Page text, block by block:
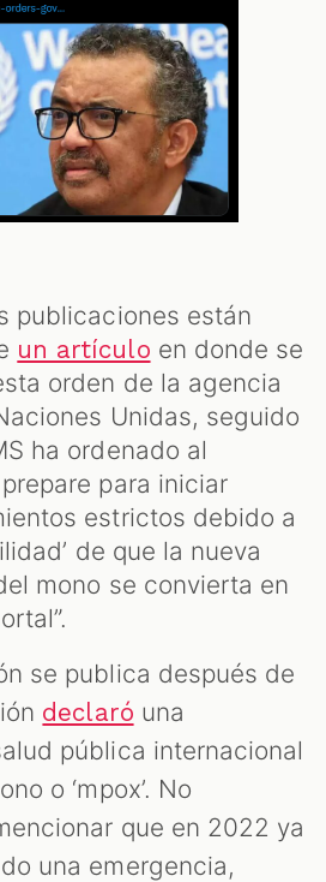
publicaciones están
un artículo en donde se
orden de la agencia
Unidas, seguido
ha ordenado al
para iniciar
estrictos debido a
de que la nueva
mono se convierta en
se publica después de
declaró una
pública internacional
o ‘mpox’. No
que en 2022 ya
una emergencia,